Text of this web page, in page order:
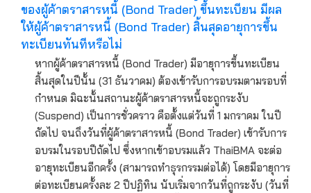
ของผู้ค้าตราสารหนี้ (Bond Trader) ขึ้นทะเบียน มีผล
ให้ผู้ค้าตราสารหนี้ (Bond Trader) สิ้นสุดอายุการขึ้น
ทะเบียนทันทีหรือไม่
หากผู้ค้าตราสารหนี้ (Bond Trader) มีอายุการขึ้นทะเบียน
สิ้นสุดในปีนั้น (31 ธันวาคม) ต้องเข้ารับการอบรมตามรอบที่
กำหนด มิฉะนั้นสถานะผู้ค้าตราสารหนี้จะถูกระงับ
(Suspend) เป็นการชั่วคราว คือตั้งแต่วันที่ 1 มกราคม ในปี
ถัดไป จนถึงวันที่ผู้ค้าตราสารหนี้ (Bond Trader) เข้ารับการ
อบรมในรอบปีถัดไป ซึ่งหากเข้าอบรมแล้ว ThaiBMA จะต่อ
อายุทะเบียนอีกครั้ง (สามารถทำธุรกรรมต่อได้) โดยมีอายุการ
ต่อทะเบียนครั้งละ 2 ปีปฏิทิน นับเริ่มจากวันที่ถูกระงับ (วันที่